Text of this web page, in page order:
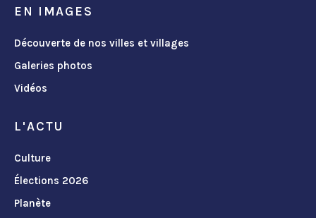
EN IMAGES
Découverte de nos villes et villages
Galeries photos
Vidéos
L'ACTU
Culture
Élections 2026
Planète